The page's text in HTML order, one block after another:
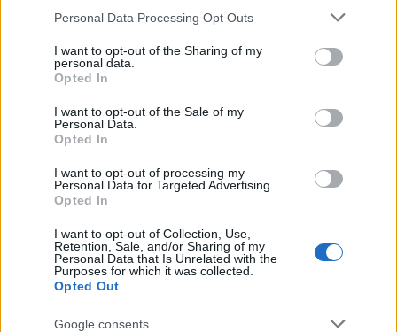
Please note that this website/app uses one or more Google
not limited to your visit or usage behaviour. You may click to
grant or deny consent to Google and its third-party tags to
use your data for below specified purposes in below Google
consent section.
Personal Data Processing Opt Outs
I want to opt-out of the Sharing of my
personal data.
Opted In
I want to opt-out of the Sale of my
Personal Data.
Opted In
I want to opt-out of processing my
Personal Data for Targeted Advertising.
Opted In
I want to opt-out of Collection, Use,
Retention, Sale, and/or Sharing of my
Personal Data that Is Unrelated with the
Purposes for which it was collected.
Opted Out
Google consents